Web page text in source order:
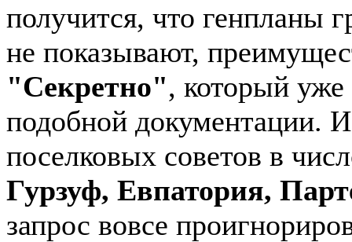
получится, что генпланы
не показывают,
"Секретно", который уже
подобной документации.
поселковых советов в
Гурзуф, Евпатория,
запрос вовсе